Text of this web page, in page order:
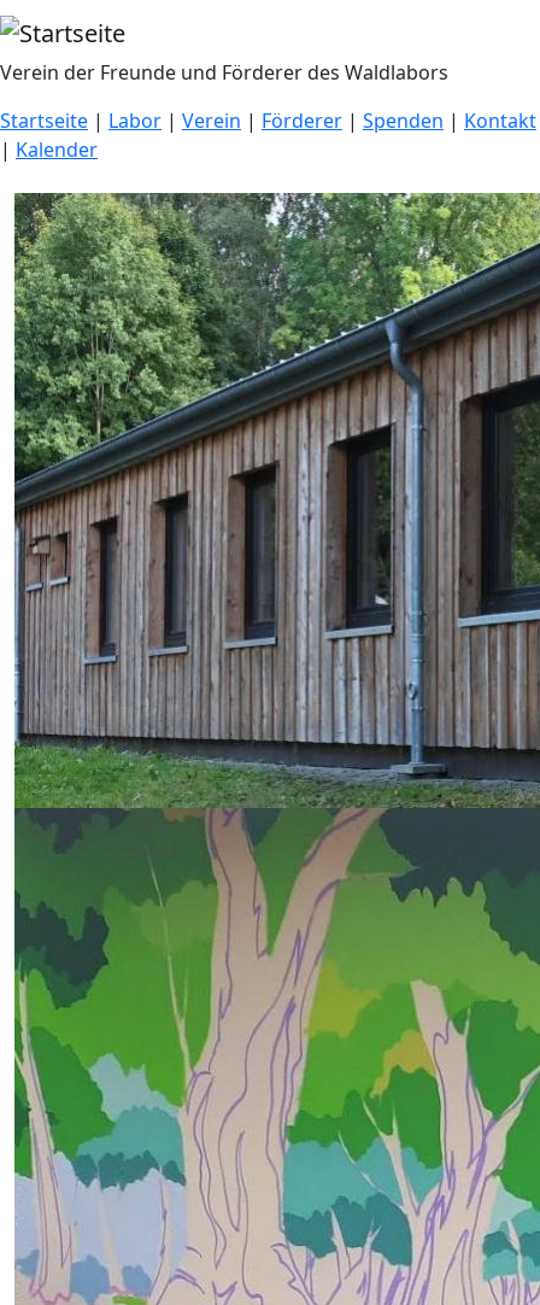
Direkt zum Inhalt
Verein der Freunde und Förderer des Waldlabors
Startseite | Labor | Verein | Förderer | Spenden | Kontakt
| Kalender